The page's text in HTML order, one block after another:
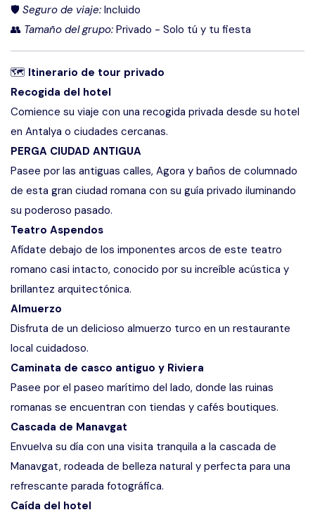
🛡 Seguro de viaje: Incluido
👥 Tamaño del grupo: Privado - Solo tú y tu fiesta
🗺 Itinerario de tour privado
Recogida del hotel
Comience su viaje con una recogida privada desde su hotel
en Antalya o ciudades cercanas.
PERGA CIUDAD ANTIGUA
Pasee por las antiguas calles, Agora y baños de columnado
de esta gran ciudad romana con su guía privado iluminando
su poderoso pasado.
Teatro Aspendos
Afídate debajo de los imponentes arcos de este teatro
romano casi intacto, conocido por su increíble acústica y
brillantez arquitectónica.
Almuerzo
Disfruta de un delicioso almuerzo turco en un restaurante
local cuidadoso.
Caminata de casco antiguo y Riviera
Pasee por el paseo marítimo del lado, donde las ruinas
romanas se encuentran con tiendas y cafés boutiques.
Cascada de Manavgat
Envuelva su día con una visita tranquila a la cascada de
Manavgat, rodeada de belleza natural y perfecta para una
refrescante parada fotográfica.
Caída del hotel